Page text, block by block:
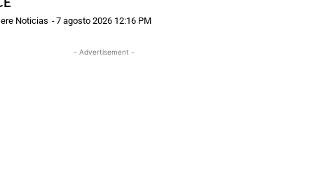
Noticias -7 agosto 2026 12:16 PM
- Advertisement -